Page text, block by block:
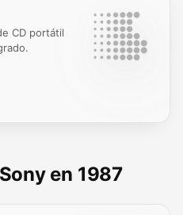
CD portátil
en 1987